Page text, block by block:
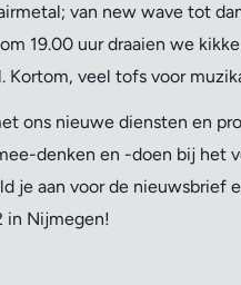
van new wave tot
19.00 uur draaien we
veel tofs voor
ons nieuwe diensten en
denken en -doen bij het
aan voor de nieuwsbrief
in Nijmegen!